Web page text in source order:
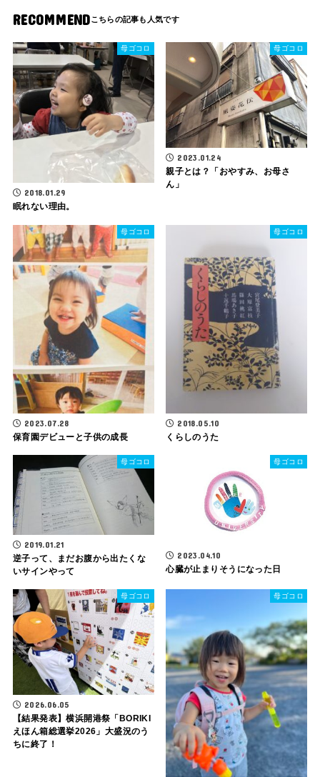
RECOMMEND
母ゴコロ
2018.01.29
眠れない理由。
母ゴコロ
2023.01.24
親子とは？「おやすみ、お母さ
ん」
母ゴコロ
2023.07.28
保育園デビューと子供の成長
母ゴコロ
2018.05.10
くらしのうた
母ゴコロ
2019.01.21
逆子って、まだお腹から出たくな
いサインやって
母ゴコロ
2023.04.10
心臓が止まりそうになった日
母ゴコロ
2026.06.05
【結果発表】横浜開港祭「BORIKI
えほん箱総選挙2026」大盛況のう
ちに終了！
母ゴコロ